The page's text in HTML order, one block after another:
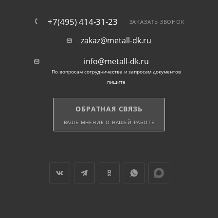
крепеж гарантирует, что ваша сантехника надежно
закреплена и не подвержена вибрациям или
Простота монтажа: Шпильки и хомуты
сантехнические легко монтируются, что упрощает
сантехнические работы и сокращает время
Долгий срок эксплуатации: Правильно
функционирование ваших сантехнических систем.
+7(495) 414-31-23 ЗАКАЗАТЬ ЗВОНОК
zakaz@metall-dk.ru
info@metall-dk.ru
По вопросам сотрудничества и запросам документов
пишите
ОБРАТНАЯ СВЯЗЬ
ВАШЕ МНЕНИЕ О НАШЕЙ РАБОТЕ